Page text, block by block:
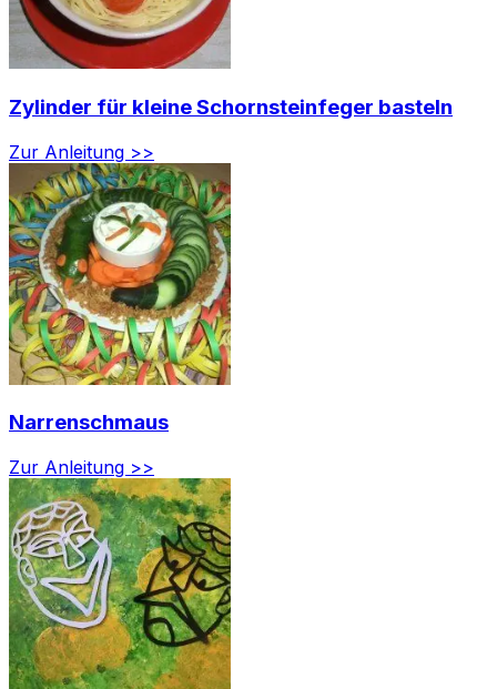
Zylinder für kleine Schornsteinfeger basteln
Zur Anleitung >>
Narrenschmaus
Zur Anleitung >>